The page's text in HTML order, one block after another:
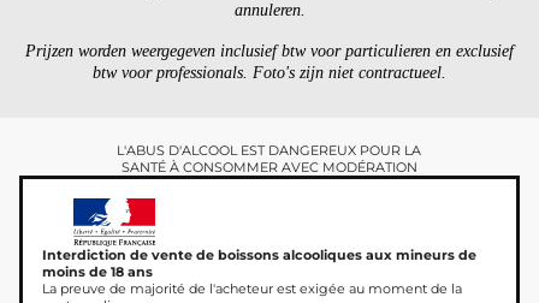
annuleren.
Prijzen worden weergegeven inclusief btw voor particulieren en exclusief
btw voor professionals. Foto's zijn niet contractueel.
L'ABUS D'ALCOOL EST DANGEREUX POUR LA
SANTÉ À CONSOMMER AVEC MODÉRATION
Interdiction de vente de boissons alcooliques aux mineurs de
moins de 18 ans
La preuve de majorité de l'acheteur est exigée au moment de la